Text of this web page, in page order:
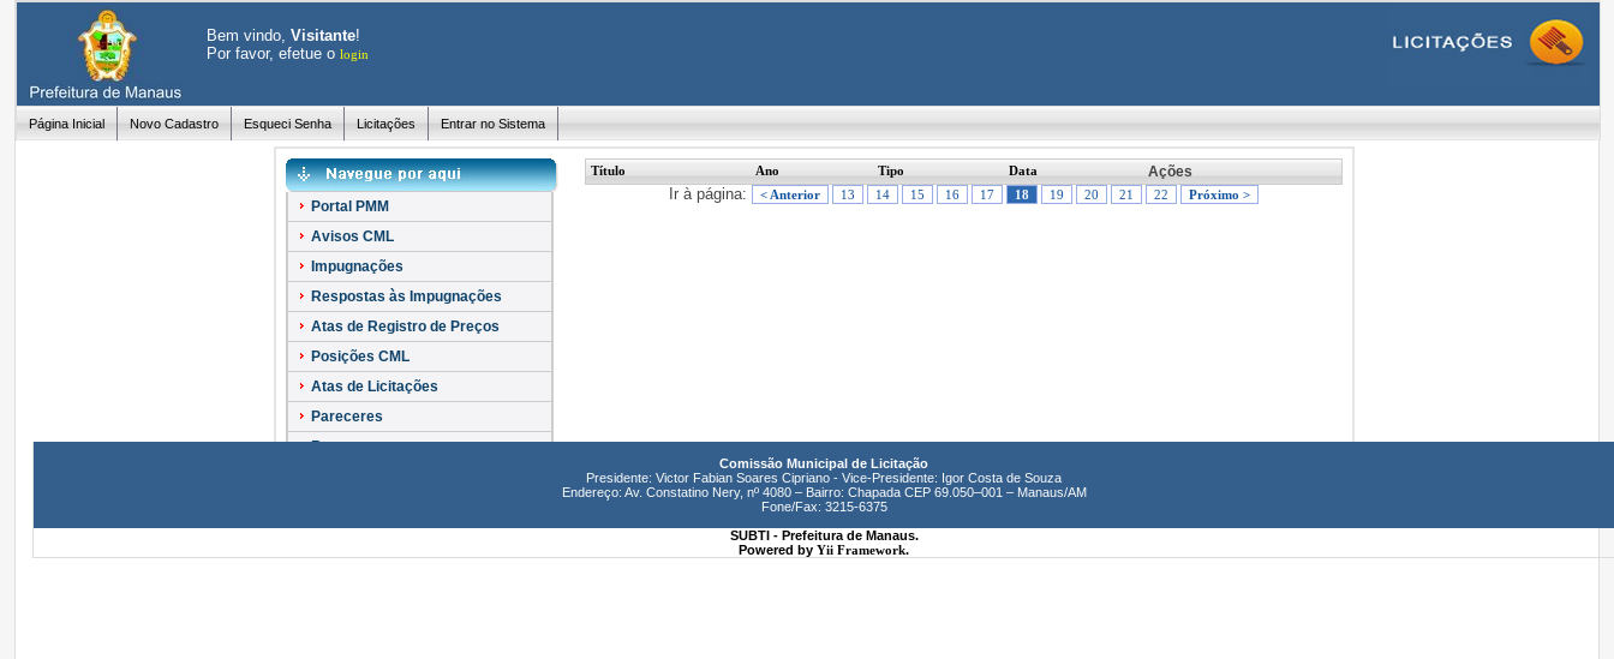
Bem vindo,Visitante!
Por favor, efetue ologin
Página Inicial Novo Cadastro Esqueci Senha Licitações Entrar no Sistema
Portal PMM
Avisos CML
Impugnações
Respostas às Impugnações
Atas de Registro de Preços
Posições CML
Atas de Licitações
Pareceres
Recursos
Título Ano Tipo Data Ações
Ir à página: < Anterior 13 14 15 16 17 18 19 20 21 22 Próximo >
Comissão Municipal de Licitação
Presidente: Victor Fabian Soares Cipriano - Vice-Presidente: Igor Costa de Souza
Endereço: Av. Constatino Nery, nº 4080 – Bairro: Chapada CEP 69.050–001 – Manaus/AM
Fone/Fax: 3215-6375
SUBTI - Prefeitura de Manaus.
Powered byYii Framework.